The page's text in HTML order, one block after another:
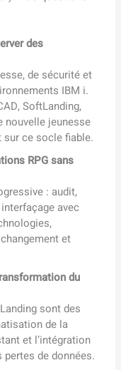
des
de sécurité et
IBM i.
SoftLanding,
nouvelle jeunesse
ce socle fiable.
RPG sans
: audit,
avec
et
du
sont des
de la
et l’intégration
de données.